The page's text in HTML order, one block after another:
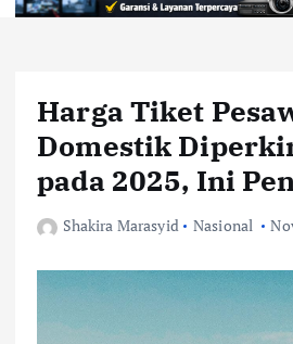
Harga Tiket
Domestik
pada 2025, Ini
Shakira Marasyid Nasional